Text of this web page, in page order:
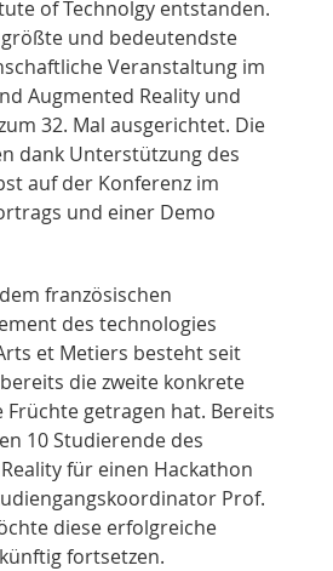
of Technolgy entstanden.
und bedeutendste
Veranstaltung im
Augmented Reality und
32. Mal ausgerichtet. Die
dank Unterstützung des
auf der Konferenz im
und einer Demo
französischen
des technologies
et Metiers besteht seit
die zweite konkrete
getragen hat. Bereits
10 Studierende des
für einen Hackathon
Prof.
diese erfolgreiche
fortsetzen.